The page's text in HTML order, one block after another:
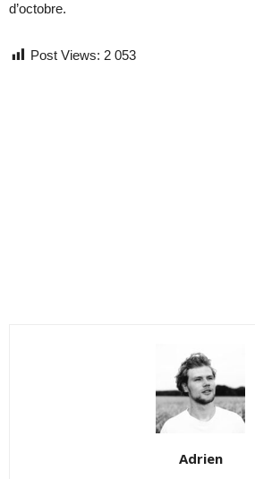
d’octobre.
Post Views: 2 053
Adrien